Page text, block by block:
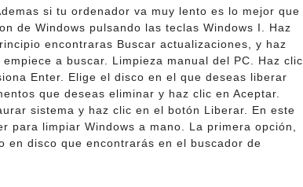
si tu ordenador va muy lento es lo mejor que
de Windows pulsando las teclas Windows I. Haz
encontraras Buscar actualizaciones, y haz
a buscar. Limpieza manual del PC. Haz clic
Enter. Elige el disco en el que deseas liberar
que deseas eliminar y haz clic en Aceptar.
sistema y haz clic en el botón Liberar. En este
para limpiar Windows a mano. La primera opción,
en disco que encontrarás en el buscador de